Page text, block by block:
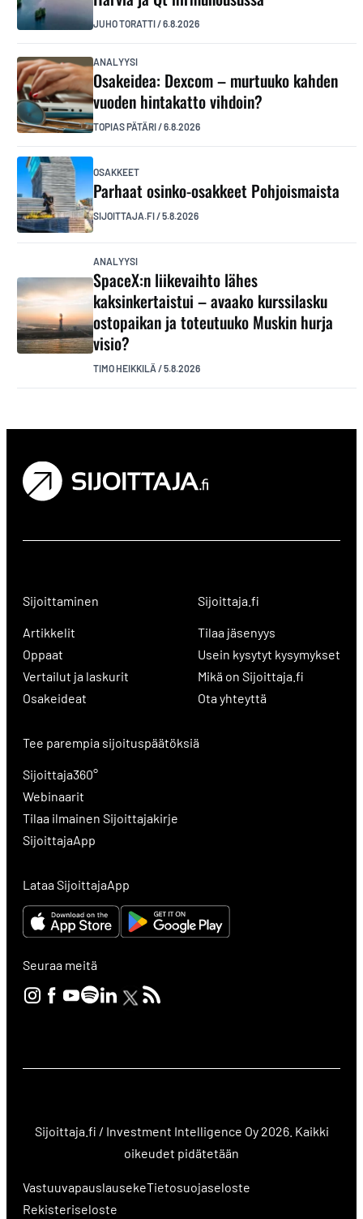
JUHO TORATTI/6.8.2026
ANALYYSI
Osakeidea: Dexcom – murtuuko kahden
vuoden hintakatto vihdoin?
TOPIAS PÄTÄRI/6.8.2026
OSAKKEET
Parhaat osinko-osakkeet Pohjoismaista
SIJOITTAJA.FI/5.8.2026
ANALYYSI
SpaceX:n liikevaihto lähes
kaksinkertaistui – avaako kurssilasku
ostopaikan ja toteutuuko Muskin hurja
visio?
TIMO HEIKKILÄ /5.8.2026
Sijoittaminen
Artikkelit
Oppaat
Vertailut ja laskurit
Osakeideat
Sijoittaja.fi
Tilaa jäsenyys
Usein kysytyt kysymykset
Mikä on Sijoittaja.fi
Ota yhteyttä
Tee parempia sijoituspäätöksiä
Sijoittaja360°
Webinaarit
Tilaa ilmainen Sijoittajakirje
SijoittajaApp
Lataa SijoittajaApp
Seuraa meitä
Sijoittaja.fi / Investment Intelligence Oy 2026. Kaikki
oikeudet pidätetään
VastuuvapauslausekeTietosuojaseloste
Rekisteriseloste